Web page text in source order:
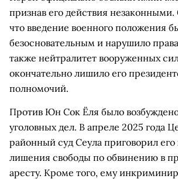
признав его действия незаконными.
что введение военного положения
безосновательным и нарушило
также нейтралитет вооруженных
окончательно лишило его
полномочий.
Против Юн Сок Ёля было
уголовных дел. В апреле 2025 года
районный суд Сеула приговорил его
лишения свободы по обвинению в
аресту. Кроме того, ему